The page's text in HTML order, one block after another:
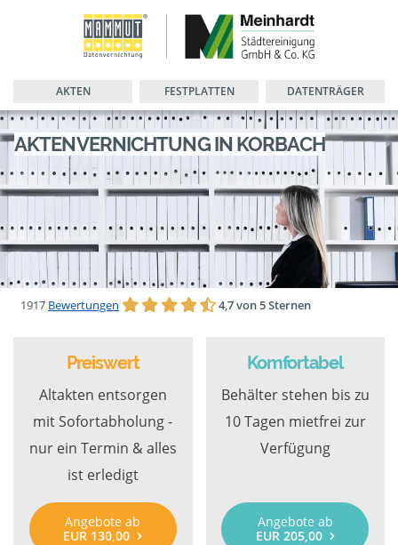
AKTEN FESTPLATTEN DATENTRÄGER
AKTENVERNICHTUNG IN KORBACH
1917 Bewertungen 4,7 von 5 Sternen
Preiswert
Altakten entsorgen
mit Sofortabholung -
nur ein Termin & alles
ist erledigt
Angebote ab
EUR 130,00
Komfortabel
Behälter stehen bis zu
10 Tagen mietfrei zur
Verfügung
Angebote ab
EUR 205,00